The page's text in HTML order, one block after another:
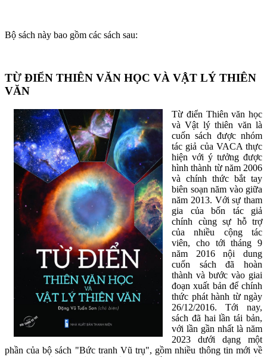
Bộ sách này bao gồm các sách sau:
TỪ ĐIỂN THIÊN VĂN HỌC VÀ VẬT LÝ THIÊN
VĂN
Từ điển Thiên văn học
và Vật lý thiên văn là
cuốn sách được nhóm
tác giả của VACA thực
hiện với ý tưởng được
hình thành từ năm 2006
và chính thức bắt tay
biên soạn năm vào giữa
năm 2013. Với sự tham
gia của bốn tác giả
chính cùng sự hỗ trợ
của nhiều cộng tác
viên, cho tới tháng 9
năm 2016 nội dung
cuốn sách đã hoàn
thành và bước vào giai
đoạn xuất bản để chính
thức phát hành từ ngày
26/12/2016. Tới nay,
sách đã hai lần tái bản,
với lần gần nhất là năm
2023 dưới dạng một
phần của bộ sách "Bức tranh Vũ trụ", gồm nhiều thông tin mới về